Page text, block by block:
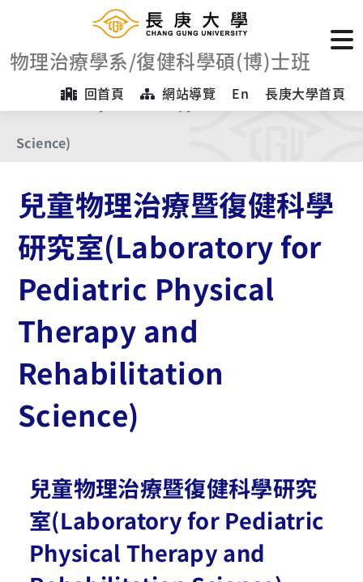
物理治療學系/復健科學碩(博)士班
回首頁 網站導覽 En 長庚大學首頁
舊資料
兒童物理治療暨復健科學研究室(Laboratory for
Pediatric Physical Therapy and Rehabilitation
Science)
兒童物理治療暨復健科學
研究室(Laboratory for
Pediatric Physical
Therapy and
Rehabilitation
Science)
兒童物理治療暨復健科學研究
室(Laboratory for Pediatric
Physical Therapy and